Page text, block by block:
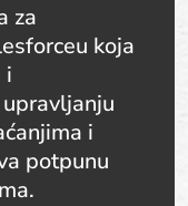
za
koja
i
i
potpunu